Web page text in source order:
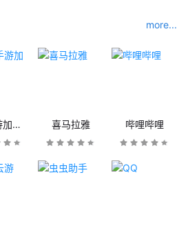
more...
奇游手游加速器 喜马拉雅 哔哩哔哩